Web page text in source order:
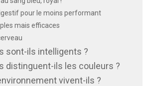
pour le moins performant
mais efficaces
sont-ils intelligents ?
distinguent-ils les couleurs ?
vivent-ils ?